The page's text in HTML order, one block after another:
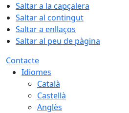
Saltar a la capçalera
Saltar al contingut
Saltar a enllaços
Saltar al peu de pàgina
Contacte
Idiomes
Català
Castellà
Anglès